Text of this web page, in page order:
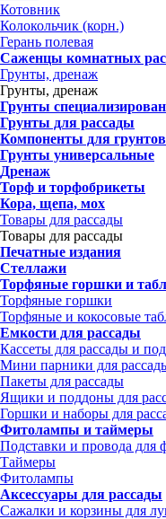
Котовник
Колокольчик (корн.)
Герань полевая
Саженцы комнатных
Грунты, дренаж
Грунты, дренаж
Грунты
Грунты для рассады
Компоненты для грунтов
Грунты универсальные
Дренаж
Торф и торфобрикеты
Кора, щепа, мох
Товары для рассады
Товары для рассады
Печатные издания
Стеллажи
Торфяные горшки и
Торфяные горшки
Торфяные и кокосовые
Емкости для рассады
Кассеты для рассады и
Мини парники для
Пакеты для рассады
Ящики и поддоны для
Горшки и наборы для
Фитолампы и таймеры
Подставки и провода для
Таймеры
Фитолампы
Аксессуары для рассады
Сажалки и корзины для